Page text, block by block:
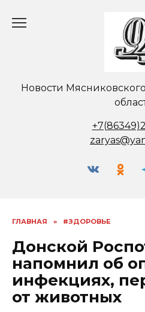
Новости
ГЛАВНАЯ » #ЗДОРОВЬЕ
Донской
напомнил об
инфекциях,
от животных